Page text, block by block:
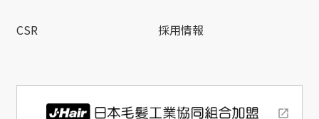
CSR 採用情報